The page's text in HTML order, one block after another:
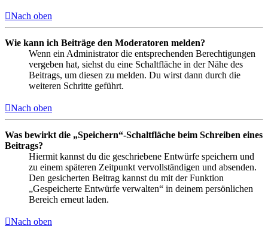
Nach oben
Wie kann ich Beiträge den Moderatoren melden?
Wenn ein Administrator die entsprechenden Berechtigungen
vergeben hat, siehst du eine Schaltfläche in der Nähe des
Beitrags, um diesen zu melden. Du wirst dann durch die
weiteren Schritte geführt.
Nach oben
Was bewirkt die „Speichern“-Schaltfläche beim Schreiben eines
Beitrags?
Hiermit kannst du die geschriebene Entwürfe speichern und
zu einem späteren Zeitpunkt vervollständigen und absenden.
Den gesicherten Beitrag kannst du mit der Funktion
„Gespeicherte Entwürfe verwalten“ in deinem persönlichen
Bereich erneut laden.
Nach oben